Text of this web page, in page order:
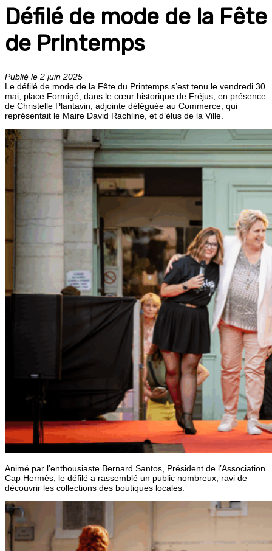
Défilé de mode de la Fête
de Printemps
Publié le 2 juin 2025
Le défilé de mode de la Fête du Printemps s’est tenu le vendredi 30
mai, place Formigé, dans le cœur historique de Fréjus, en présence
de Christelle Plantavin, adjointe déléguée au Commerce, qui
représentait le Maire David Rachline, et d’élus de la Ville.
Animé par l’enthousiaste Bernard Santos, Président de l’Association
Cap Hermès, le défilé a rassemblé un public nombreux, ravi de
découvrir les collections des boutiques locales.